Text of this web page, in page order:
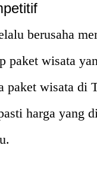
berusaha
paket wisata
paket wisata di
harga yang